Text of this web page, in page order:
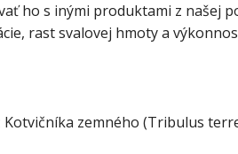
ho s inými produktami z našej
rast svalovej hmoty a
Kotvičníka zemného (Tribulus